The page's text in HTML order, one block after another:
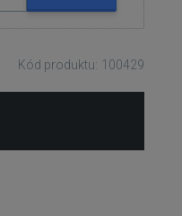
Kód produktu: 100429